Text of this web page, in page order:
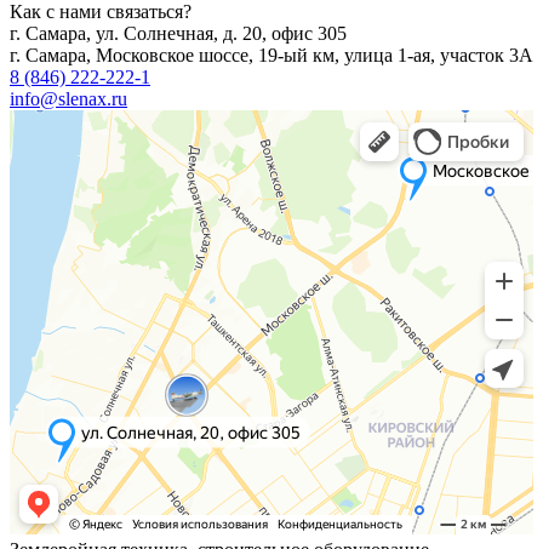
Как с нами связаться?
г. Самара, ул. Солнечная, д. 20, офис 305
г. Самара, Московское шоссе, 19-ый км, улица 1-ая, участок 3А
8 (846) 222-222-1
info@slenax.ru